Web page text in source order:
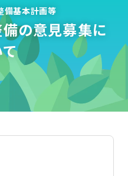
備基本計画等
の意見募集に
て